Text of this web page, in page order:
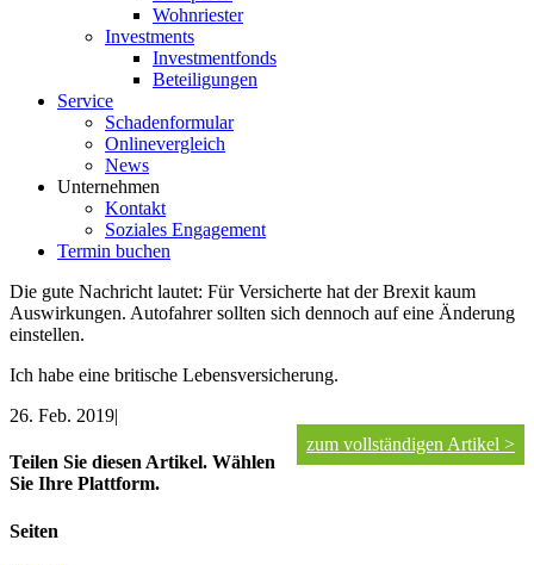
Wohnriester
Investments
Investmentfonds
Beteiligungen
Service
Schadenformular
Onlinevergleich
News
Unternehmen
Kontakt
Soziales Engagement
Termin buchen
Die gute Nachricht lautet: Für Versicherte hat der Brexit kaum
Auswirkungen. Autofahrer sollten sich dennoch auf eine Änderung
einstellen.
Ich habe eine britische Lebensversicherung.
zum vollständigen Artikel >
26. Feb. 2019|
Teilen Sie diesen Artikel. Wählen
Sie Ihre Plattform.
Facebook
X
LinkedIn
WhatsApp
Xing
E-
Seiten